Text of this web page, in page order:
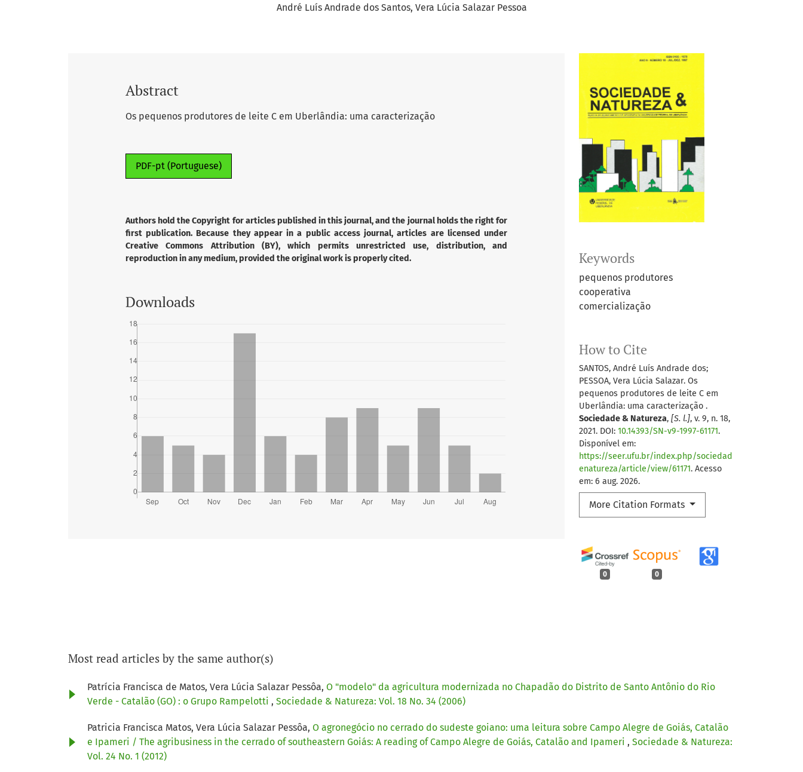
André Luís Andrade dos Santos Vera Lúcia Salazar Pessoa
Keywords
pequenos produtores
cooperativa
comercialização
How to Cite
SANTOS, André Luís Andrade dos;
PESSOA, Vera Lúcia Salazar. Os
pequenos produtores de leite C em
Uberlândia: uma caracterização .
Sociedade & Natureza, [S. l.], v. 9, n. 18,
2021. DOI: 10.14393/SN-v9-1997-61171.
Disponível em:
https://seer.ufu.br/index.php/sociedad
enatureza/article/view/61171. Acesso
em: 6 aug. 2026.
More Citation Formats
0 0
Abstract
Os pequenos produtores de leite C em Uberlândia: uma caracterização
PDF-pt (Portuguese)
Authors hold the Copyright for articles published in this journal, and the journal holds the right for
first publication. Because they appear in a public access journal, articles are licensed under
Creative Commons Attribution (BY), which permits unrestricted use, distribution, and
reproduction in any medium, provided the original work is properly cited.
Downloads
Most read articles by the same author(s)
Patrícia Francisca de Matos, Vera Lúcia Salazar Pessôa, O "modelo" da agricultura modernizada no Chapadão do Distrito de Santo Antônio do Rio
Verde - Catalão (GO) : o Grupo Rampelotti , Sociedade & Natureza: Vol. 18 No. 34 (2006)
Patricia Francisca Matos, Vera Lúcia Salazar Pessôa, O agronegócio no cerrado do sudeste goiano: uma leitura sobre Campo Alegre de Goiás, Catalão
e Ipameri / The agribusiness in the cerrado of southeastern Goiás: A reading of Campo Alegre de Goiás, Catalão and Ipameri , Sociedade & Natureza:
Vol. 24 No. 1 (2012)